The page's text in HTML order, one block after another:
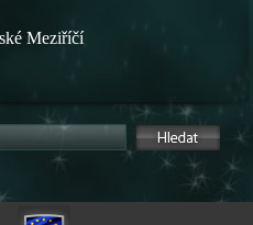
Meziříčí